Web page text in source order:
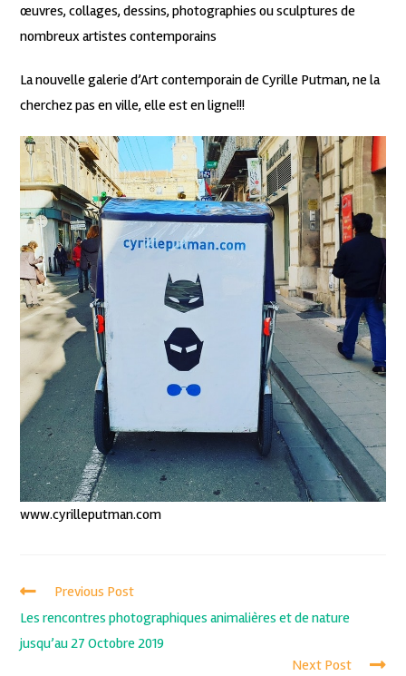
œuvres, collages, dessins, photographies ou sculptures de
nombreux artistes contemporains
La nouvelle galerie d’Art contemporain de Cyrille Putman, ne la
cherchez pas en ville, elle est en ligne!!!
www.cyrilleputman.com
Previous Post
Les rencontres photographiques animalières et de nature
jusqu’au 27 Octobre 2019
Next Post